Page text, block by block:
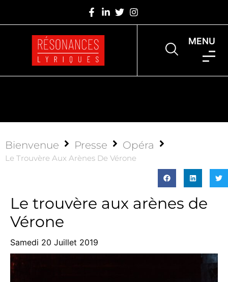
MENU
Bienvenue Presse Opéra
Le Trouvère Aux Arènes De Vérone
Le trouvère aux arènes de
Vérone
Samedi 20 Juillet 2019